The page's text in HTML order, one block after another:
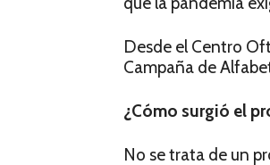
Desde el Centro
Campaña de
¿Cómo surgió el
No se trata de un